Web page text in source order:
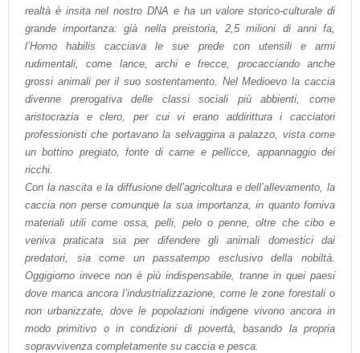
realtà è insita nel nostro DNA e ha un valore storico-culturale di
grande importanza: già nella preistoria, 2,5 milioni di anni fa,
l’Homo habilis cacciava le sue prede con utensili e armi
rudimentali, come lance, archi e frecce, procacciando anche
grossi animali per il suo sostentamento. Nel Medioevo la caccia
divenne prerogativa delle classi sociali più abbienti, come
aristocrazia e clero, per cui vi erano addirittura i cacciatori
professionisti che portavano la selvaggina a palazzo, vista come
un bottino pregiato, fonte di carne e pellicce, appannaggio dei
ricchi.
Con la nascita e la diffusione dell’agricoltura e dell’allevamento, la
caccia non perse comunque la sua importanza, in quanto forniva
materiali utili come ossa, pelli, pelo o penne, oltre che cibo e
veniva praticata sia per difendere gli animali domestici dai
predatori, sia come un passatempo esclusivo della nobiltà.
Oggigiorno invece non è più indispensabile, tranne in quei paesi
dove manca ancora l’industrializzazione, come le zone forestali o
non urbanizzate, dove le popolazioni indigene vivono ancora in
modo primitivo o in condizioni di povertà, basando la propria
sopravvivenza completamente su caccia e pesca.